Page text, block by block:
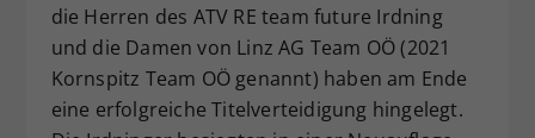
die Herren des ATV RE team future Irdning
und die Damen von Linz AG Team OÖ (2021
Kornspitz Team OÖ genannt) haben am Ende
eine erfolgreiche Titelverteidigung hingelegt.